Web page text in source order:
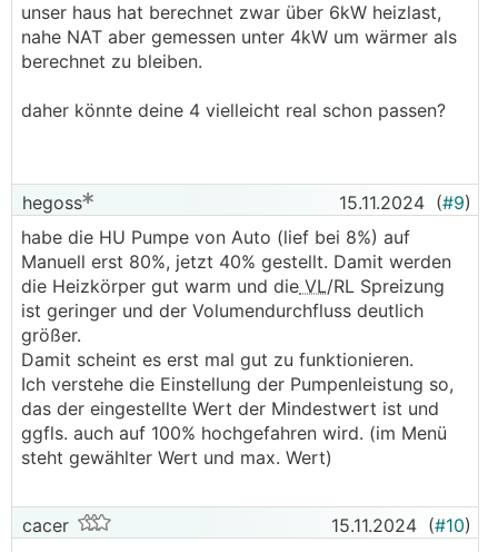
unser haus hat berechnet zwar über 6kW heizlast,
nahe NAT aber gemessen unter 4kW um wärmer als
berechnet zu bleiben.
daher könnte deine 4 vielleicht real schon passen?
hegoss 15.11.2024 (#9)
habe die HU Pumpe von Auto (lief bei 8%) auf
Manuell erst 80%, jetzt 40% gestellt. Damit werden
die Heizkörper gut warm und die VL/RL Spreizung
ist geringer und der Volumendurchfluss deutlich
größer.
Damit scheint es erst mal gut zu funktionieren.
Ich verstehe die Einstellung der Pumpenleistung so,
das der eingestellte Wert der Mindestwert ist und
ggfls. auch auf 100% hochgefahren wird. (im Menü
steht gewählter Wert und max. Wert)
cacer 15.11.2024 (#10)